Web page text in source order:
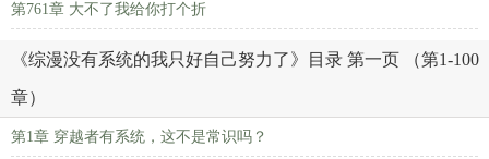
第761章 大不了我给你打个折
《综漫没有系统的我只好自己努力了》目录 第一页 （第1-100
章）
第1章 穿越者有系统，这不是常识吗？